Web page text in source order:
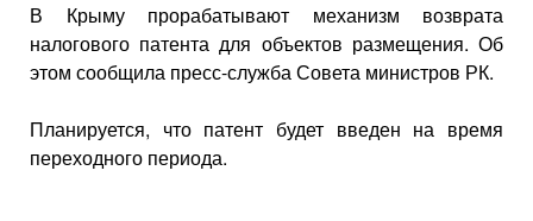
В Крыму прорабатывают механизм возврата
налогового патента для объектов размещения. Об
этом сообщила пресс-служба Совета министров РК.
Планируется, что патент будет введен на время
переходного периода.